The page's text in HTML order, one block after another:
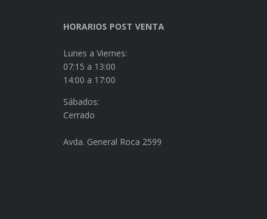
HORARIOS POST VENTA
Lunes a Viernes:
07:15 a 13:00
14:00 a 17:00
Sábados:
Cerrado
Avda. General Roca 2599